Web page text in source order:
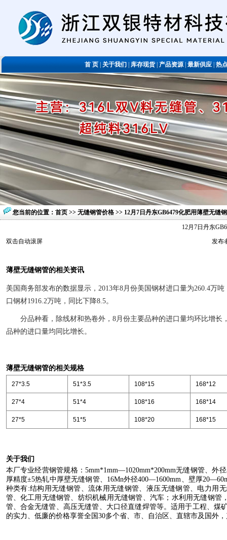
首 页关于我们库存现货|产品资源|最新供应|热
您当前的位置： 首页 >> 无缝钢管价格 >> 12月7日丹东GB6479化肥用薄壁无缝
12月7日丹东
双击自动滚屏
发布
薄壁无缝钢管的相关资讯
美国商务部发布的数据显示，2013年8月份美国钢材进口量为260.4万
口钢材1916.2万吨，同比下降8.5。
分品种看，除线材和热卷外，8月份主要品种的进口量均环比增长
品种的进口量均同比增长。
薄壁无缝钢管的相关规格
27*3.5 51*3.5 108*15 168*12
27*4 51*4 108*16 168*14
27*5 51*5 108*20 168*15
关于我们
本厂专业经营钢管规格： 5mm*1mm—1020mm*200mm无缝钢管、外径
厚精度±5热轧中厚壁无缝钢管、 16Mn外径400—1600mm、壁厚20—
种类有:结构用无缝钢管、流体用无缝钢管、液压无缝钢管、电力用
管、化工用无缝钢管、纺织机械用无缝钢管、汽车；水利用无缝钢
管、合金无缝管、高压无缝管、大口径直缝焊管等。适用于工程、煤
的实力、低廉的价格享誉全国 30多个省、市、自治区、直辖市及国外